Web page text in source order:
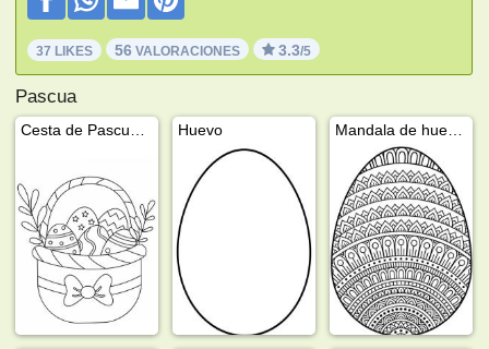
37 LIKES 56 VALORACIONES 3.3/5
Pascua
Huevo